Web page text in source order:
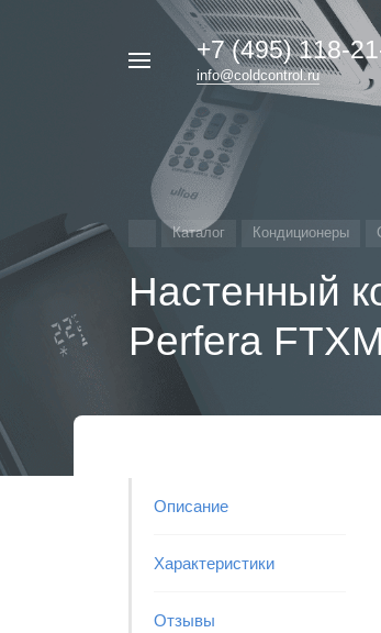
+7 (495) 118-
info@coldcontrol.ru
Каталог Кондиционеры
Настенный
Perfera
Описание
Характеристики
Отзывы